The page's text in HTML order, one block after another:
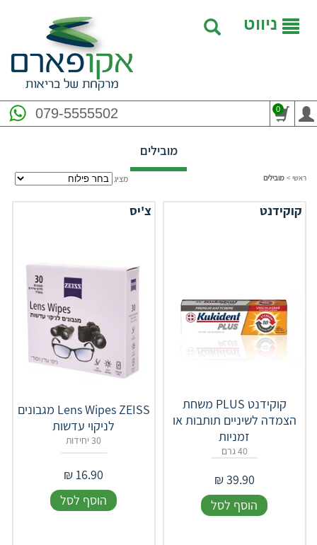
ניווט
079-5555502 0
מובילים
ראשי > מובילים מציג
קוקידנט
קוקידנט PLUS משחת
הצמדה לשיניים תותבות או
זמניות
40 גרם
39.90
₪
הוסף לסל
צ'יס
Lens Wipes ZEISS מגבונים
לניקוי עדשות
30 יחידות
16.90
₪
הוסף לסל